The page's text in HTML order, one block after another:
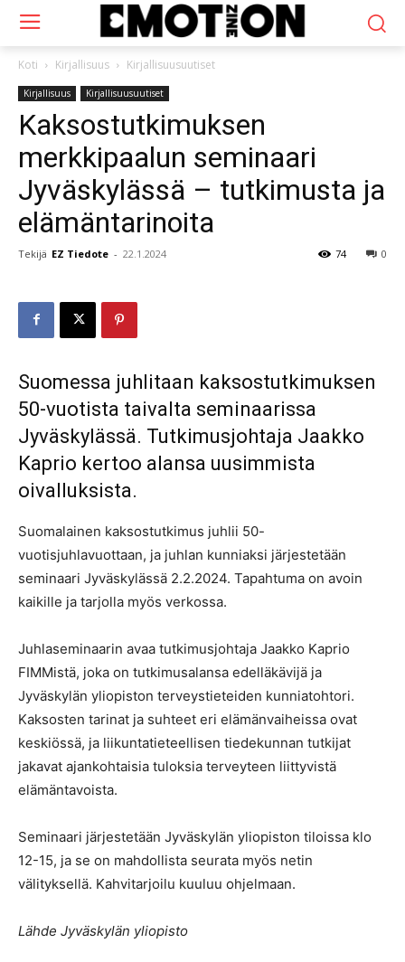
Koti Kirjallisuus Kirjallisuusuutiset
Kirjallisuus Kirjallisuusuutiset
Kaksostutkimuksen
merkkipaalun seminaari
Jyväskylässä – tutkimusta ja
elämäntarinoita
Tekijä EZ Tiedote - 22.1.2024 0
74
Suomessa juhlitaan kaksostutkimuksen
50-vuotista taivalta seminaarissa
Jyväskylässä. Tutkimusjohtaja Jaakko
Kaprio kertoo alansa uusimmista
oivalluksista.
Suomalainen kaksostutkimus juhlii 50-
vuotisjuhlavuottaan, ja juhlan kunniaksi järjestetään
seminaari Jyväskylässä 2.2.2024. Tapahtuma on avoin
kaikille ja tarjolla myös verkossa.
Juhlaseminaarin avaa tutkimusjohtaja Jaakko Kaprio
FIMMistä, joka on tutkimusalansa edelläkävijä ja
Jyväskylän yliopiston terveystieteiden kunniatohtori.
Kaksosten tarinat ja suhteet eri elämänvaiheissa ovat
keskiössä, ja liikuntatieteellisen tiedekunnan tutkijat
jakavat ajankohtaisia tuloksia terveyteen liittyvistä
elämäntavoista.
Seminaari järjestetään Jyväskylän yliopiston tiloissa klo
12-15, ja se on mahdollista seurata myös netin
välityksellä. Kahvitarjoilu kuuluu ohjelmaan.
Lähde Jyväskylän yliopisto